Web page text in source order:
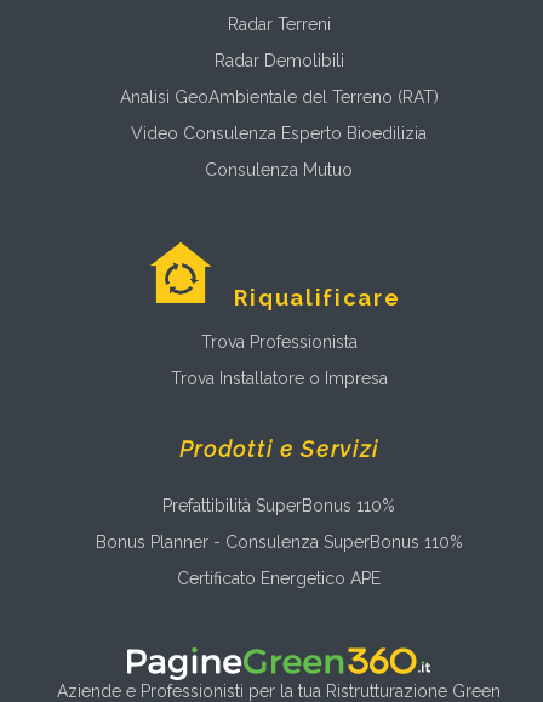
Radar Terreni
Radar Demolibili
Analisi GeoAmbientale del Terreno (RAT)
Video Consulenza Esperto Bioedilizia
Consulenza Mutuo
Riqualificare
Trova Professionista
Trova Installatore o Impresa
Prodotti e Servizi
Prefattibilità SuperBonus 110%
Bonus Planner - Consulenza SuperBonus 110%
Certificato Energetico APE
Aziende e Professionisti per la tua Ristrutturazione Green